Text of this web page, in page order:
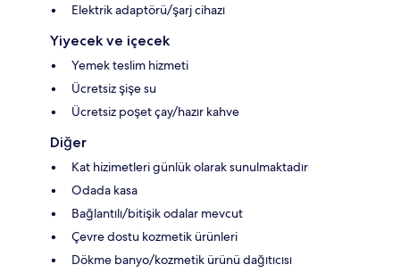
Elektrik adaptörü/şarj cihazı
Yiyecek ve içecek
Yemek teslim hizmeti
Ücretsiz şişe su
Ücretsiz poşet çay/hazır kahve
Diğer
Kat hizimetleri günlük olarak sunulmaktadır
Odada kasa
Bağlantılı/bitişik odalar mevcut
Çevre dostu kozmetik ürünleri
Dökme banyo/kozmetik ürünü dağıtıcısı